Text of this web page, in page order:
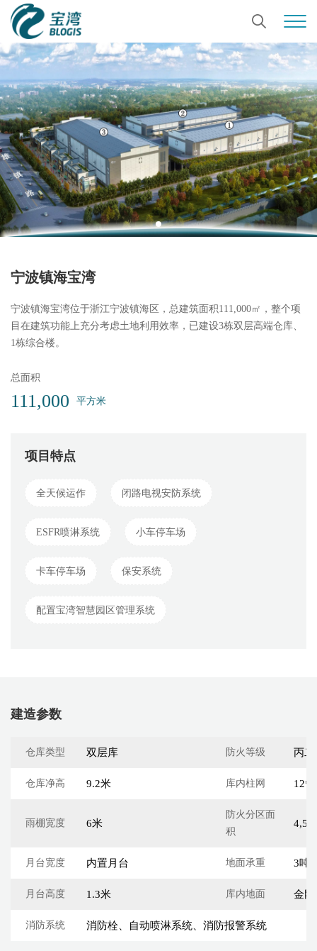
宁波镇海宝湾
宁波镇海宝湾位于浙江宁波镇海区，总建筑面积111,000㎡，整个项
目在建筑功能上充分考虑土地利用效率，已建设3栋双层高端仓库、
1栋综合楼。
总面积
111,000 平方米
项目特点
全天候运作 闭路电视安防系统
ESFR喷淋系统 小车停车场
卡车停车场 保安系统
配置宝湾智慧园区管理系统
建造参数
仓库类型 双层库 防火等级 丙二
仓库净高 9.2米 库内柱网
雨棚宽度 6米
防火分区面
积
月台宽度 内置月台 地面承重 3吨/
月台高度 1.3米 库内地面 金刚
消防系统 消防栓、自动喷淋系统、消防报警系统